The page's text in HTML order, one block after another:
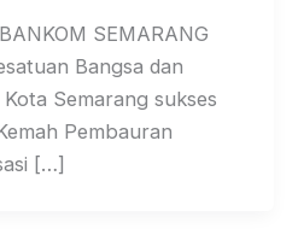
SEMARANG
Bangsa dan
Semarang sukses
Pembauran
[…]